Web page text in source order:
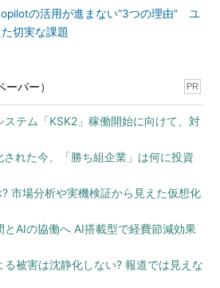
の活用が進まない“3つの理由” ユ
切実な課題
パー） PR
ステム「KSK2」稼働開始に向けて、対
れた今、「勝ち組企業」は何に投資
市場分析や実機検証から見えた仮想化
とAIの協働へ AI搭載型で経費節減効果
る被害は沈静化しない? 報道では見えな